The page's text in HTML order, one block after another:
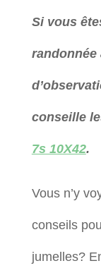
Si vous
randonnée
conseille
7s 10X42.
Vous n’y
conseils
jumelles?